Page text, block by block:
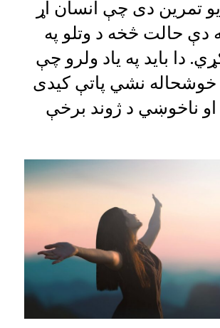
تمرین دی چې انسان اړ
حالت څخه د وتلو په
دا باید په یاد ولرو چې
نشي پاتې کیدی
او ناخوښي د ژوند برخې